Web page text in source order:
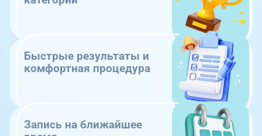
Быстрые результаты и
комфортная процедура
Запись на ближайшее